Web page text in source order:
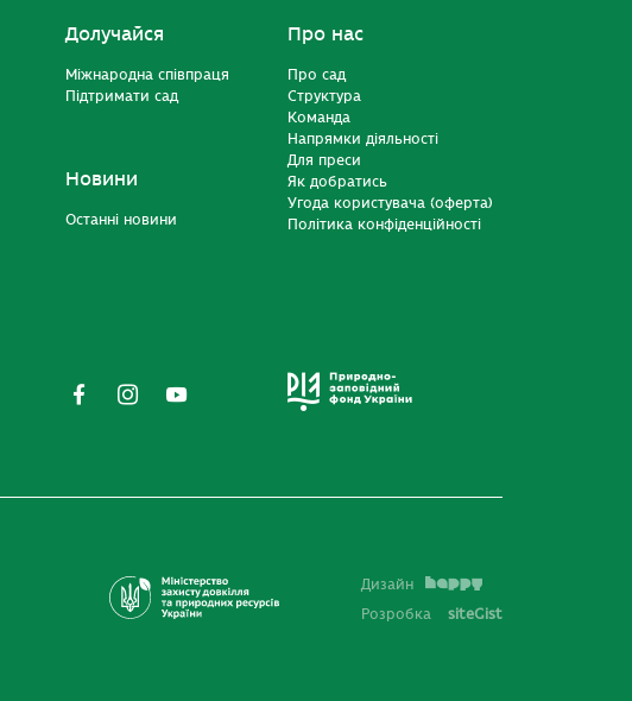
Долучайся
Міжнародна співпраця
Підтримати сад
Новини
Останні новини
Про нас
Про сад
Структура
Команда
Напрямки діяльності
Для преси
Як добратись
Угода користувача (оферта)
Політика конфіденційності
Дизайн
Розробка
siteGist